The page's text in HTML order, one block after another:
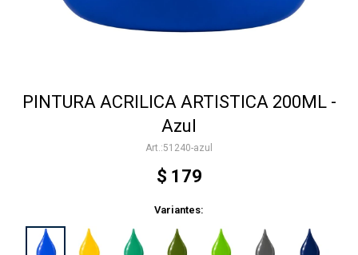
PINTURA ACRILICA ARTISTICA 200ML -
Azul
51240-azul
$ 179
Variantes:
Varios
Contacto